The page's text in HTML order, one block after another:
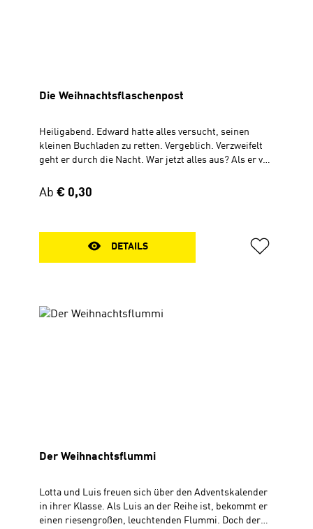
Die Weihnachtsflaschenpost
Heiligabend. Edward hatte alles versucht, seinen
kleinen Buchladen zu retten. Vergeblich. Verzweifelt
geht er durch die Nacht. War jetzt alles aus? Als er von
plötzlich etwas aufblitzen ... Verteilflyer mit TextFür
ErwachseneZum Aufklappen, 30 x 56 cm
Regulärer Preis:
Ab € 0,30
DETAILS
Der Weihnachtsflummi
Lotta und Luis freuen sich über den Adventskalender
in ihrer Klasse. Als Luis an der Reihe ist, bekommt er
einen riesengroßen, leuchtenden Flummi. Doch der